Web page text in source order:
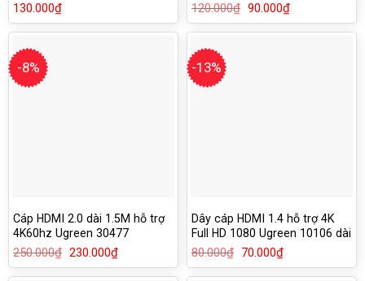
130.000₫ 120.000₫ Giá
là:
90.000₫Giá
hiện
tại
-8%
Cáp HDMI 2.0 dài 1.5M hỗ trợ
4K60hz Ugreen 30477
250.000₫ Giá
là:
230.000₫Giá
hiện
tại
-13%
Dây cáp HDMI 1.4 hỗ trợ 4K
Full HD 1080 Ugreen 10106 dài
1M
80.000₫
Giá
là:
70.000₫Giá
hiện
tại